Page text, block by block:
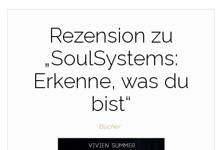
Rezension zu
„SoulSystems:
Erkenne, was du
bist“
Bücher